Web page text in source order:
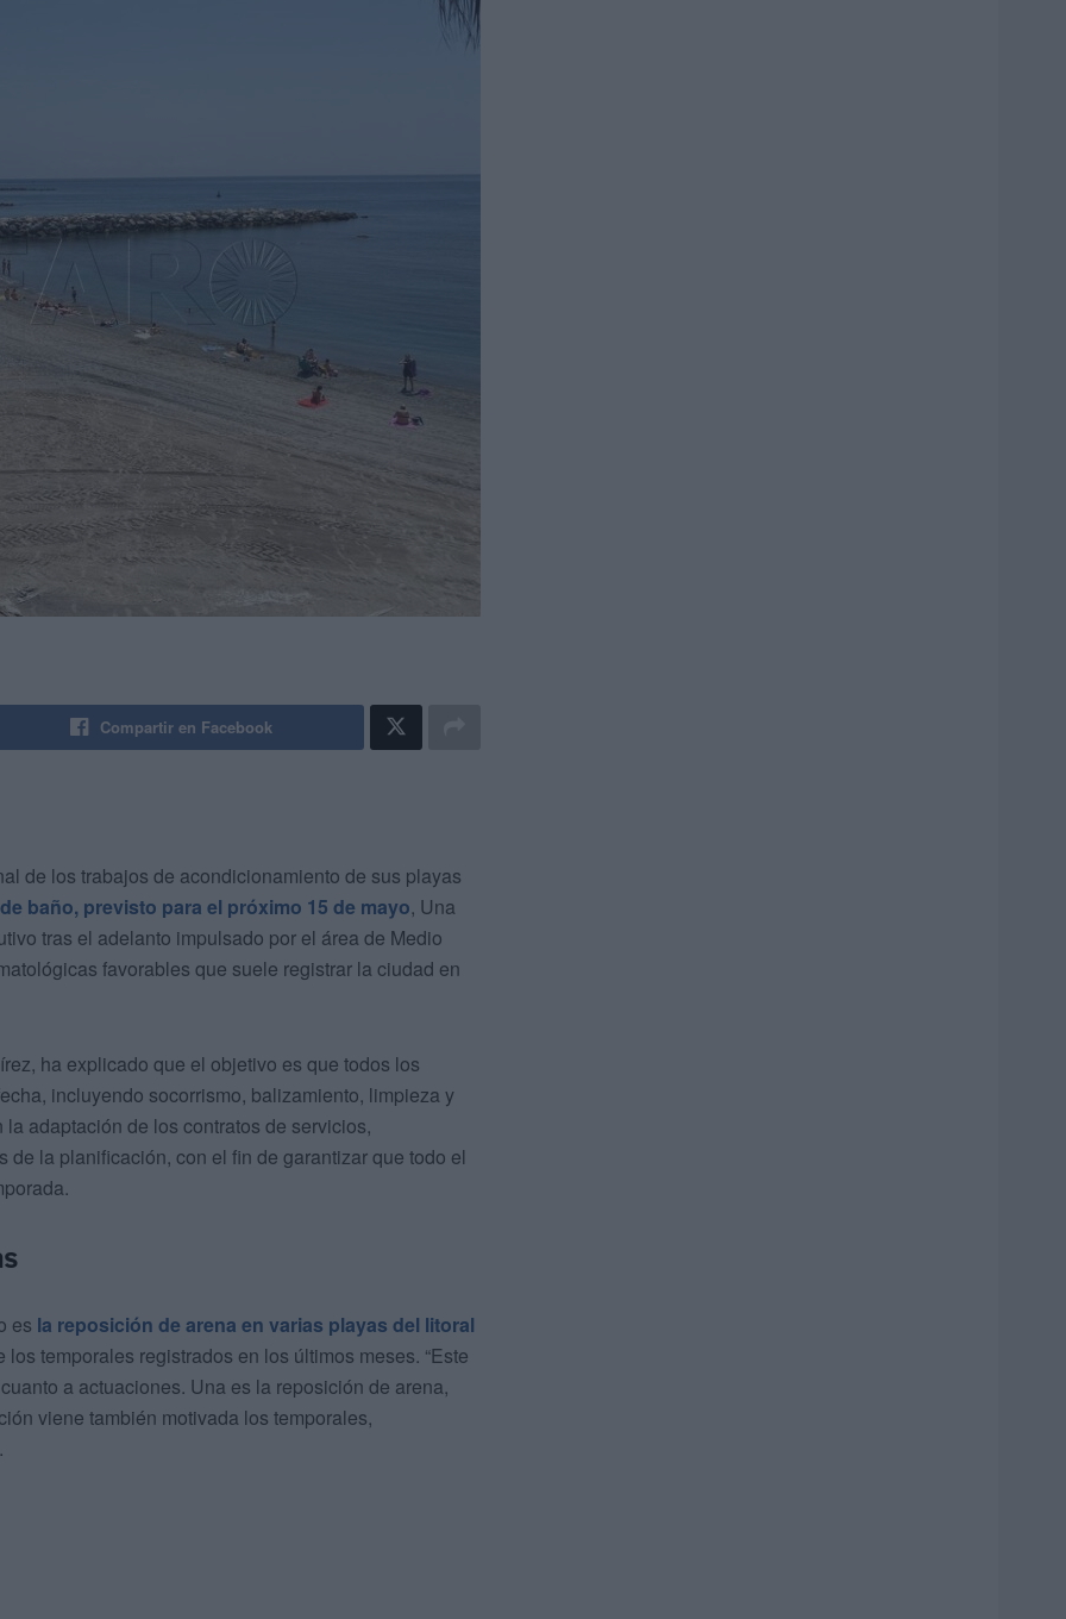
Compartir en Facebook
de los trabajos de acondicionamiento de sus playas
baño, previsto para el próximo 15 de mayo, Una
tras el adelanto impulsado por el área de Medio
favorables que suele registrar la ciudad en
ha explicado que el objetivo es que todos los
incluyendo socorrismo, balizamiento, limpieza y
adaptación de los contratos de servicios,
la planificación, con el fin de garantizar que todo el
es la reposición de arena en varias playas del litoral
temporales registrados en los últimos meses. “Este
a actuaciones. Una es la reposición de arena,
viene también motivada los temporales,